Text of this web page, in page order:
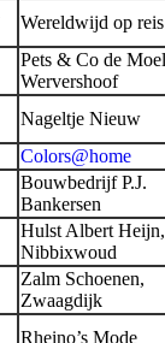
Wereldwijd op reis
Pets & Co de
Wervershoof
Nageltje Nieuw
Colors@home
Bouwbedrijf P.J.
Bankersen
Hulst Albert Heijn,
Nibbixwoud
Zalm Schoenen,
Zwaagdijk
Rheino’s Mode